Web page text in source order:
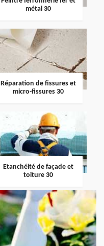
métal 30
Réparation de fissures et
micro-fissures 30
Etanchéité de façade et
toiture 30